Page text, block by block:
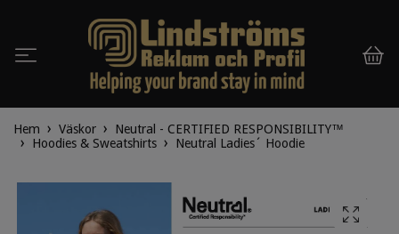
Hem Väskor
Neutral - CERTIFIED RESPONSIBILITY™
Hoodies & Sweatshirts
Neutral Ladies´ Hoodie